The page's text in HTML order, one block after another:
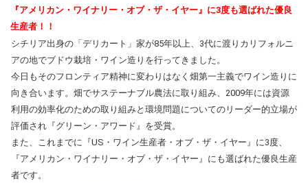
『アメリカン・ワイナリー・オブ・ザ・イヤー』に3度も選ばれた優良
生産者！！
シチリア出身の「デリカート」家が85年以上、3代に渡りカリフォルニ
アの地でブドウ栽培・ワイン造りを行ってきました。
今日もそのフロンティア精神に変わりはなく畑第一主義でワイン造りに
向き合います。畑でサステーナブル農法に取り組み、2009年には資源
利用の効率化のための取り組みと環境問題についてのリーダー的立場が
評価され『グリーン・アワード』を受賞。
また、これまでに『US・ワイン生産者・オブ・ザ・イヤー』に3度、
『アメリカン・ワイナリー・オブ・ザ・イヤー』にも選ばれた優良生産
者です。